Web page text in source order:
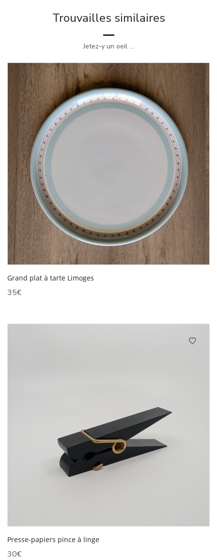
Trouvailles similaires
Jetez-y un oeil ...
Grand plat à tarte Limoges
35€
Presse-papiers pince à linge
30€